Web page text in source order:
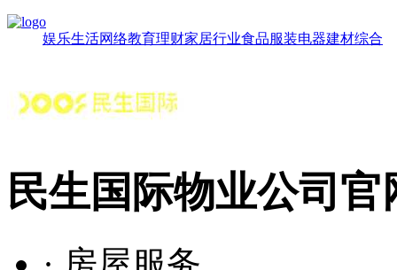
娱乐生活网络教育理财家居行业食品服装电器建材综合
民生国际物业公司官